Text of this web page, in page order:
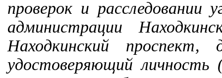
проверок и расследовании
администрации
Находкинский
удостоверяющий